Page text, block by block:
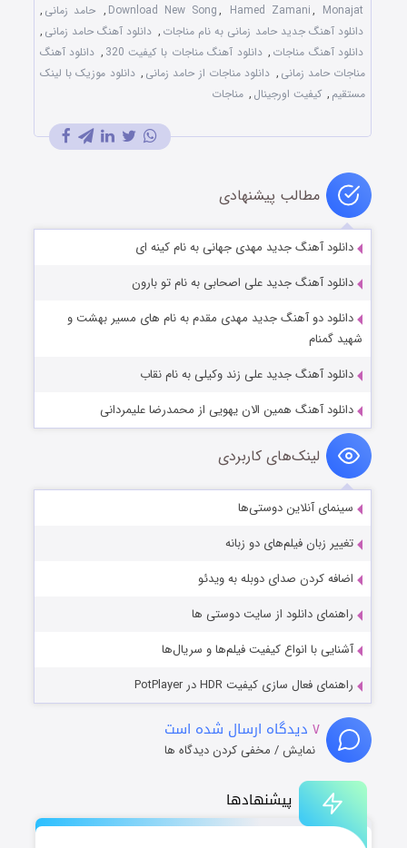
پیشنهادها
Download New Song, Hamed Zamani, Monajat
, حامد زمانی ,
دانلود آهنگ جدید حامد زمانی به نام مناجات , دانلود آهنگ حامد زمانی ,
دانلود آهنگ مناجات , دانلود آهنگ مناجات با کیفیت 320 , دانلود آهنگ
مناجات حامد زمانی , دانلود مناجات از حامد زمانی , دانلود موزیک با لینک
مستقیم , کیفیت اورجینال , مناجات
مطالب پیشنهادی
دانلود آهنگ جدید مهدی جهانی به نام کینه ای
دانلود آهنگ جدید علی اصحابی به نام تو بارون
دانلود دو آهنگ جدید مهدی مقدم به نام های مسیر بهشت و
شهید گمنام
دانلود آهنگ جدید علی زند وکیلی به نام نقاب
دانلود آهنگ همین الان یهویی از محمدرضا علیمردانی
لینک‌های کاربردی
سینمای آنلاین دوستی‌ها
تغییر زبان فیلم‌های دو زبانه
اضافه کردن صدای دوبله به ویدئو
راهنمای دانلود از سایت دوستی ها
آشنایی با انواع کیفیت فیلم‌ها و سریال‌ها
راهنمای فعال سازی کیفیت HDR در PotPlayer
۷ دیدگاه ارسال شده است
نمایش / مخفی کردن دیدگاه ها